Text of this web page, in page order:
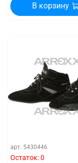
В корзину
арт. 5430446
Остаток: 0